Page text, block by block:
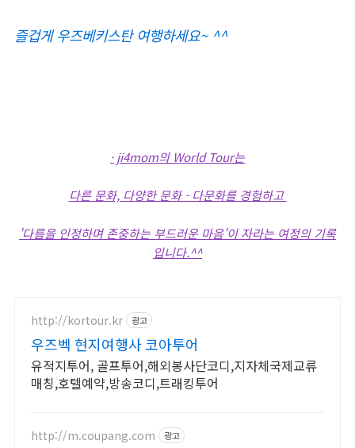
즐겁게 우즈베키스탄 여행하세요~ ^^
· ji4mom의 World Tour는
다른 문화, 다양한 문화 - 다문화를 경험하고
'다름을 인정하며 존중하는 부드러운 마음'이 자라는 여정의 기록
입니다.^^
http://kortour.kr 광고
우즈벡 현지여행사 코아투어
유적지투어, 골프투어,해외봉사단코디,지자체국제교류
매칭,호텔예약,방송코디,트래킹투어
http://m.coupang.com 광고